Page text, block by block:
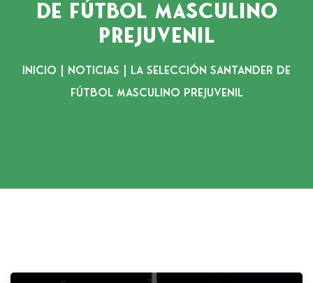
de Fútbol Masculino
Prejuvenil
Inicio Noticias
La Selección Santander de
Fútbol Masculino Prejuvenil